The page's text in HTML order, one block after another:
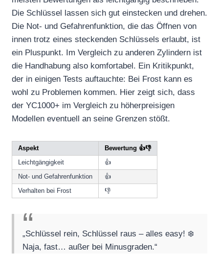
Die Schlüssel lassen sich gut einstecken und drehen.
Die Not- und Gefahrenfunktion, die das Öffnen von
innen trotz eines steckenden Schlüssels erlaubt, ist
ein Pluspunkt. Im Vergleich zu anderen Zylindern ist
die Handhabung also komfortabel. Ein Kritikpunkt,
der in einigen Tests auftauchte: Bei Frost kann es
wohl zu Problemen kommen. Hier zeigt sich, dass
der YC1000+ im Vergleich zu höherpreisigen
Modellen eventuell an seine Grenzen stößt.
Aspekt
Bewertung 👍👎
Leichtgängigkeit
👍
Not- und Gefahrenfunktion
👍
Verhalten bei Frost
👎
„Schlüssel rein, Schlüssel raus – alles easy! ❄️
Naja, fast… außer bei Minusgraden.“